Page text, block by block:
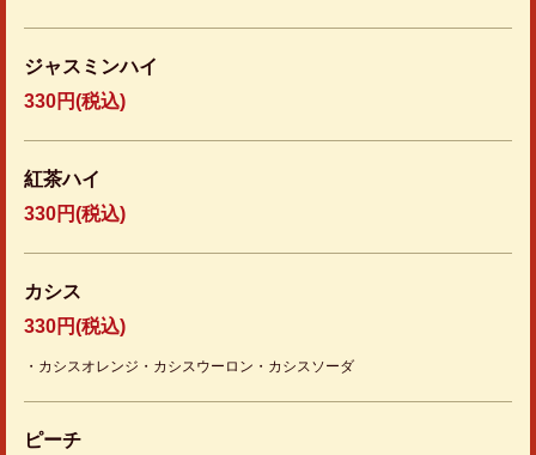
ジャスミンハイ
330円(税込)
紅茶ハイ
330円(税込)
カシス
330円(税込)
・カシスオレンジ・カシスウーロン・カシスソーダ
ピーチ